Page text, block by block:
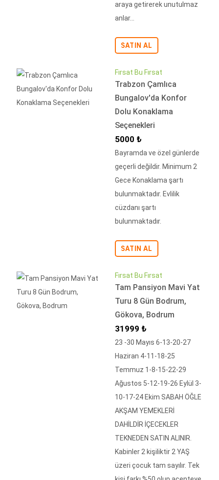
araya getirerek unutulmaz
anlar...
SATIN AL
Fırsat Bu Fırsat
Trabzon Çamlıca
Bungalov'da Konfor
Dolu Konaklama
Seçenekleri
İndirimli Fiyat
5000 ₺
Bayramda ve özel günlerde
geçerli değildir. Minimum 2
Gece Konaklama şartı
bulunmaktadır. Evlilik
cüzdanı şartı
bulunmaktadır.
SATIN AL
Fırsat Bu Fırsat
Tam Pansiyon Mavi Yat
Turu 8 Gün Bodrum,
Gökova, Bodrum
İndirimli Fiyat
31999 ₺
23 -30 Mayıs 6-13-20-27
Haziran 4-11-18-25
Temmuz 1-8-15-22-29
Ağustos 5-12-19-26 Eylül 3-
10-17-24 Ekim SABAH ÖĞLE
AKŞAM YEMEKLERİ
DAHİLDİR İÇECEKLER
TEKNEDEN SATIN ALINIR.
Kabinler 2 kişiliktir 2 YAŞ
üzeri çocuk tam sayılır. Tek